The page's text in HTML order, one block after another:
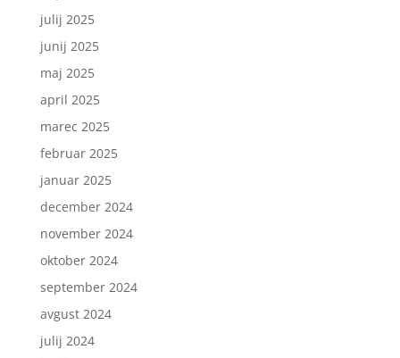
julij 2025
junij 2025
maj 2025
april 2025
marec 2025
februar 2025
januar 2025
december 2024
november 2024
oktober 2024
september 2024
avgust 2024
julij 2024